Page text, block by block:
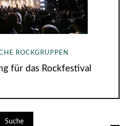
ROCKGRUPPEN
für das Rockfestival
Suche